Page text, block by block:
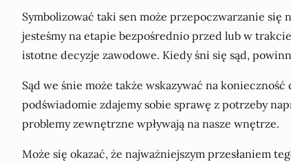
Symbolizować taki sen może przepoczwarzanie
jesteśmy na etapie bezpośrednio przed lub w
istotne decyzje zawodowe. Kiedy śni się sąd,
Sąd we śnie może także wskazywać na
podświadomie zdajemy sobie sprawę z potrzeby
problemy zewnętrzne wpływają na nasze wnętrze.
Może się okazać, że najważniejszym przesłaniem